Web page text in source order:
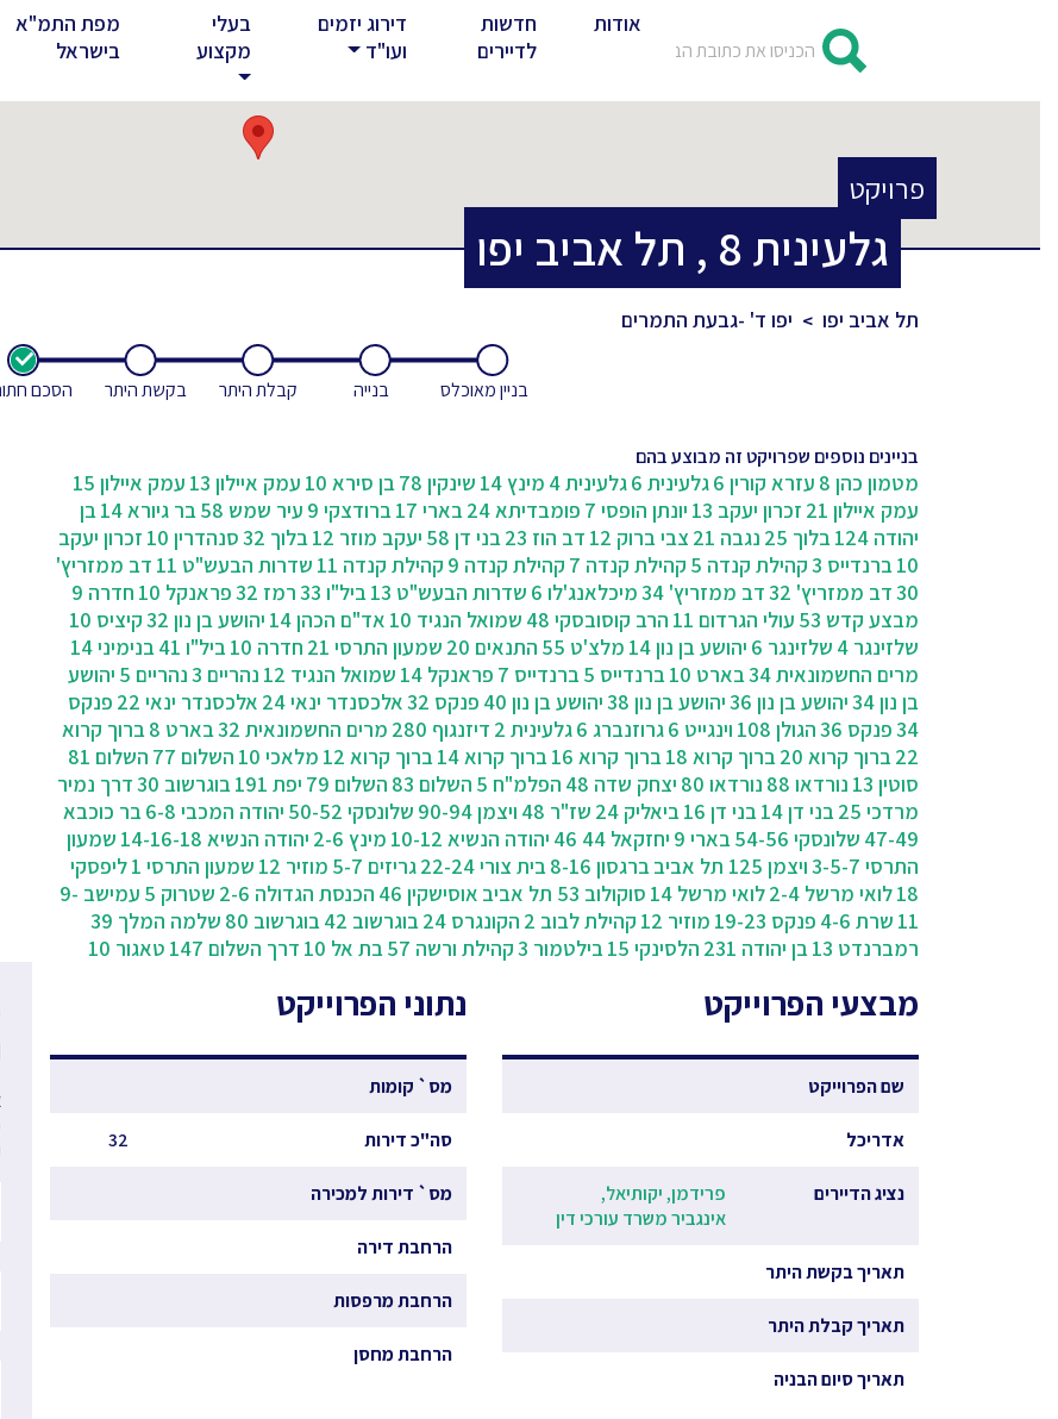
מפת התמ"א
בישראל
בעלי
מקצוע
דירוג יזמים
ועו"ד
חדשות
לדיירים
אודות
פרויקט
גלעינית8
, תל אביב יפו
תל אביב יפו יפו ד' -גבעת התמרים
בניין מאוכלס בנייה קבלת היתר בקשת היתר הסכם
בניינים נוספים שפרויקט זה מבוצע בהם
מטמון כהן 8 עזרא קורין 6 גלעינית 6 גלעינית 4 מינץ 14 שינקין 78 בן סירא 10 עמק איילון 13
עמק איילון 15
עמק איילון 21
זכרון יעקב 13 יונתן הופסי 7 פומבדיתא 24 בארי 17 ברודצקי 9 עיר שמש 58 בר גיורא 14
בן
יהודה 124
בלוך 25 נגבה 21 צבי ברוק 12 דב הוז 23 בני דן 58 יעקב מוזר 12 בלוך 32 סנהדרין 10
זכרון יעקב
10ברנדייס 3 קהילת קנדה 5 קהילת קנדה 7 קהילת קנדה 9 קהילת קנדה 11 שדרות הבעש"ט 11
דב ממזריץ'
30דב ממזריץ' 32 דב ממזריץ' 34 מיכלאנג'לו 6 שדרות הבעש"ט 13 ביל"ו 33 רמז 32 פראנקל 10
חדרה 9
מבצע קדש 53
עולי הגרדום 11 הרב קוסובסקי 48 שמואל הנגיד 10 אד"ם הכהן 14 יהושע בן נון 32
קיציס 10
שלזינגר 4
שלזינגר 6 יהושע בן נון 14 מלצ'ט 55 התנאים 20 שמעון התרסי 21 חדרה 10 ביל"ו 41
בנימיני 14
מרים החשמונאית 34
בארט 10 ברנדייס 5 ברנדייס 7 פראנקל 14 שמואל הנגיד 12 נהריים 3 נהריים 5
יהושע
בן נון 34
יהושע בן נון 36 יהושע בן נון 38 יהושע בן נון 40 פנקס 32 אלכסנדר ינאי 24 אלכסנדר ינאי 22
פנקס
34פנקס 36 הגולן 108 וינגייט 6 גרוזנברג 6 גלעינית 2 דיזנגוף 280 מרים החשמונאית 32 בארט 8
ברוך קרוא
22ברוך קרוא 20 ברוך קרוא 18 ברוך קרוא 16 ברוך קרוא 14 ברוך קרוא 12 מלאכי 10 השלום 77
השלום 81
סוטין 13
נורדאו 88 נורדאו 80 יצחק שדה 48 הפלמ"ח 5 השלום 83 השלום 79 יפת 191 בוגרשוב 30
‫דרך נמיר
מרדכי 25
בני דן 14 בני דן 16 ביאליק 24 שז"ר 48 ויצמן 90-94 שלונסקי 50-52 יהודה המכבי 6-8
בר כוכבא
47-49 שלונסקי 54-56 בארי 9 יחזקאל 44 46 יהודה הנשיא 10-12 מינץ 2-6 יהודה הנשיא 14-16-18
שמעון
התרסי 3-5-7
ויצמן 125 תל אביב ברגסון 8-16 בית צורי 22-24 גריזים 5-7 מוזיר 12 שמעון התרסי 1
ליפסקי
18לואי מרשל 2-4 לואי מרשל 14 סוקולוב 53 תל אביב אוסישקין 46 הכנסת הגדולה 2-6 שטרוק 5
עמישב 9-
11 שרת 4-6 פנקס 19-23 מוזיר 12 קהילת לבוב 2 הקונגרס 24 בוגרשוב 42 בוגרשוב 80
שלמה המלך 39
רמברנדט 13
בן יהודה 231 הלסינקי 15 בילטמור 3 קהילת ורשה 57 בת אל 10 דרך השלום 147 טאגור 10
מבצעי הפרוייקט
שם הפרוייקט
אדריכל
נציג הדיירים
פרידמן, יקותיאל,
אינגביר משרד עורכי דין
תאריך בקשת היתר
תאריך קבלת היתר
תאריך סיום הבניה
נתוני הפרוייקט
מס` קומות
סה"כ דירות 32
מס` דירות למכירה
הרחבת דירה
הרחבת מרפסות
הרחבת מחסן